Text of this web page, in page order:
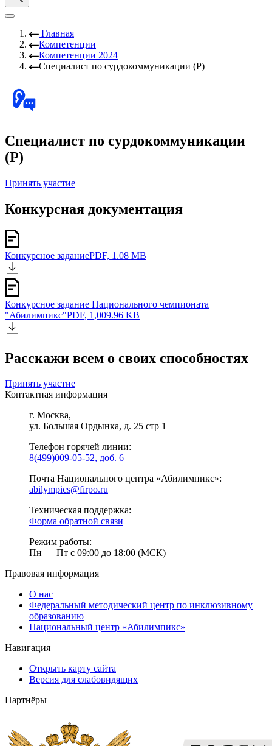
Главная
Компетенции
Компетенции 2024
Специалист по сурдокоммуникации (Р)
Специалист по сурдокоммуникации
(Р)
Принять участие
Конкурсная документация
Конкурсное заданиеPDF, 1.08 MB
Конкурсное задание Национального чемпионата
"Абилимпикс"PDF, 1,009.96 KB
Расскажи всем о своих способностях
Принять участие
Контактная информация
г. Москва,
ул. Большая Ордынка, д. 25 стр 1
Телефон горячей линии:
8(499)009-05-52, доб. 6
Почта Национального центра «Абилимпикс»:
abilympics@firpo.ru
Техническая поддержка:
Форма обратной связи
Режим работы:
Пн — Пт с 09:00 до 18:00 (МСК)
Правовая информация
О нас
Федеральный методический центр по инклюзивному
образованию
Национальный центр «Абилимпикс»
Навигация
Открыть карту сайта
Версия для слабовидящих
Партнёры